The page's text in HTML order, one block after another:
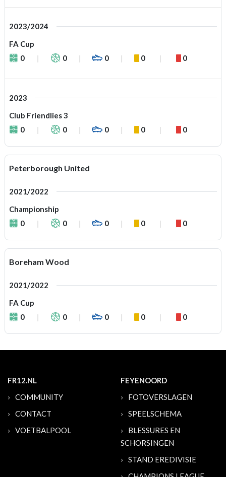
2023/2024
FA Cup
0
0 0 0 0
2023
Club Friendlies 3
0
0 0 0 0
Peterborough United
2021/2022
Championship
0
0 0 0 0
Boreham Wood
2021/2022
FA Cup
0
0 0 0 0
FR12.NL
COMMUNITY
CONTACT
VOETBALPOOL
FEYENOORD
FOTOVERSLAGEN
SPEELSCHEMA
BLESSURES EN
SCHORSINGEN
STAND EREDIVISIE